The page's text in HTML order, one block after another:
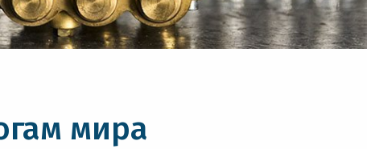
мира